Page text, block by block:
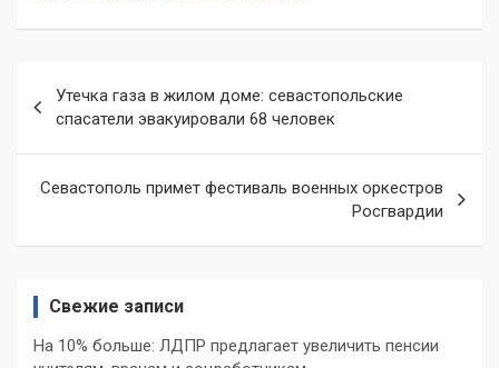
по
записям
Утечка газа в жилом доме: севастопольские
спасатели эвакуировали 68 человек
Севастополь примет фестиваль военных оркестров
Росгвардии
Свежие записи
На 10% больше: ЛДПР предлагает увеличить пенсии